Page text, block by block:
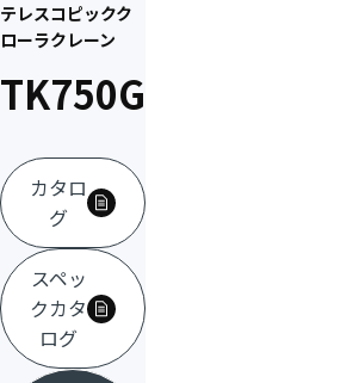
テレスコピックク
ローラクレーン
TK750G
カタロ
グ
スペッ
クカタ
ログ